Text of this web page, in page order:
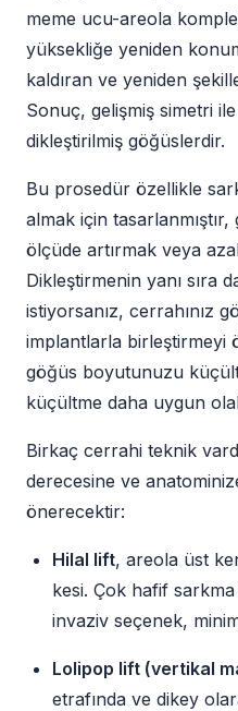
meme ucu-areola
yüksekliğe yeniden
kaldıran ve yeniden
Sonuç, gelişmiş simetri ile
dikleştirilmiş göğüslerdir.
Bu prosedür özellikle
almak için
ölçüde artırmak veya
Dikleştirmenin yanı sıra
istiyorsanız, cerrahınız
implantlarla birleştirmeyi
göğüs boyutunuzu
küçültme daha uygun
Birkaç cerrahi teknik
derecesine ve
önerecektir:
Hilal lift, areola üst
kesi. Çok hafif
invaziv seçenek,
Lolipop lift (vertikal
etrafında ve dikey